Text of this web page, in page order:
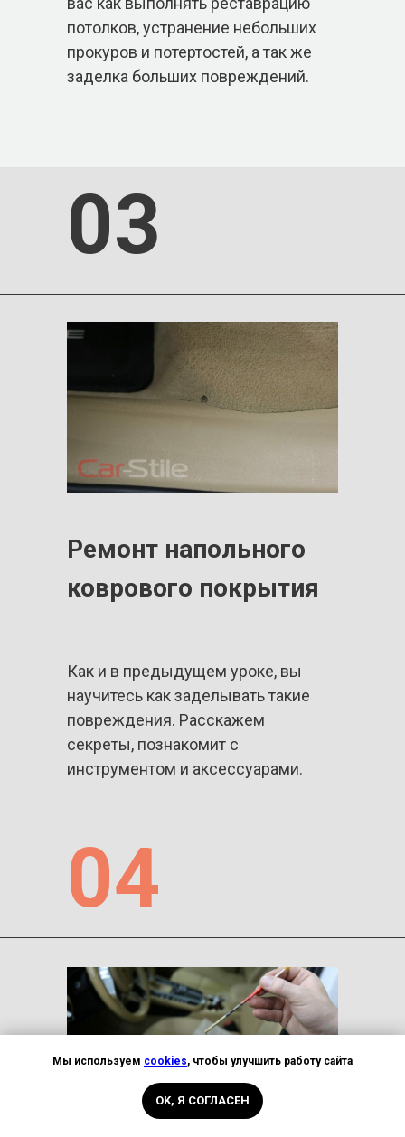
потолков, устранение небольших
прокуров и потертостей, а так же
заделка больших повреждений.
03
04
Ремонт напольного
коврового покрытия
Как и в предыдущем уроке, вы
научитесь как заделывать такие
повреждения. Расскажем
секреты, познакомит с
инструментом и аксессуарами.
Мы используем cookies, чтобы улучшить работу сайта
OK, Я СОГЛАСЕН